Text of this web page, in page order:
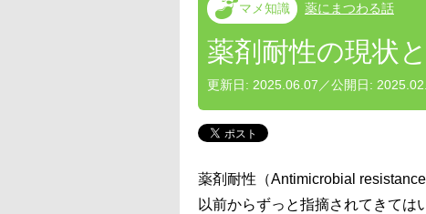
マメ知識 薬にまつわる話
薬剤耐性の現状
更新日: 2025.06.07 ／公開日:
薬剤耐性（Antimicrobial
以前からずっと指摘されてきては